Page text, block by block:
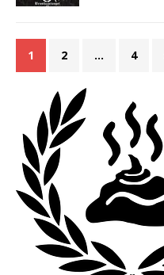
1 2 … 4